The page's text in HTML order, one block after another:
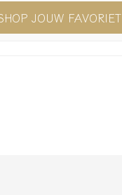
JOUW FAVORIET